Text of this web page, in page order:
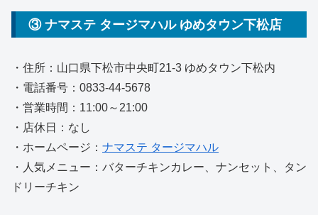
③ ナマステ タージマハル ゆめタウン下松店
・住所：山口県下松市中央町21-3 ゆめタウン下松内
・電話番号：0833-44-5678
・営業時間：11:00～21:00
・店休日：なし
・ホームページ： ナマステ タージマハル
・人気メニュー：バターチキンカレー、ナンセット、タン
ドリーチキン